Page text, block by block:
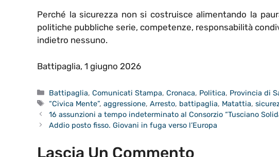
Perché la sicurezza non si costruisce alimentando la
politiche pubbliche serie, competenze, responsabilità
indietro nessuno.
Battipaglia, 1 giugno 2026
Categorie
Battipaglia,Comunicati Stampa,Cronaca, Politica, Provincia di
Tag
“Civica Mente”,aggressione,Arresto, battipaglia, Matattia,
16 assunzioni a tempo indeterminato al Consorzio “Tusciano
Addio posto fisso. Giovani in fuga verso l’Europa
Lascia Un Commento